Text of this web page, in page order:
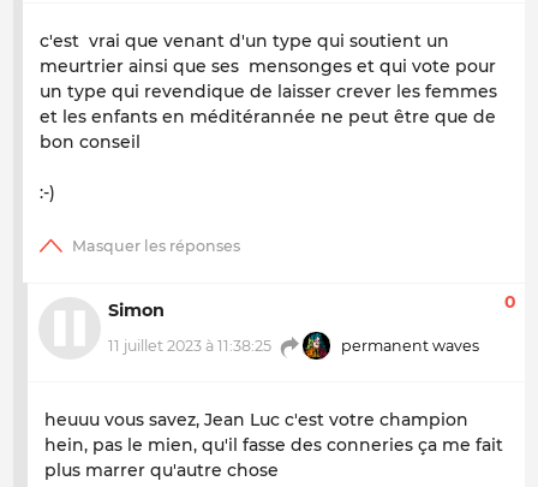
c'est vrai que venant d'un type qui soutient un
meurtrier ainsi que ses mensonges et qui vote pour
un type qui revendique de laisser crever les femmes
et les enfants en méditérannée ne peut être que de
bon conseil
:-)
Simon
11 juillet 2023 à 11:38:25 permanent waves
0
heuuu vous savez, Jean Luc c'est votre champion
hein, pas le mien, qu'il fasse des conneries ça me fait
plus marrer qu'autre chose